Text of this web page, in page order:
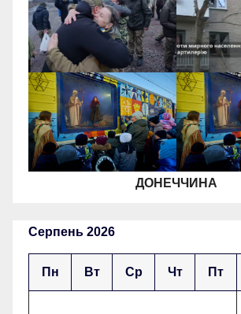
ДОНЕЧЧИНА
Серпень 2026
Пн Вт Ср Чт Пт